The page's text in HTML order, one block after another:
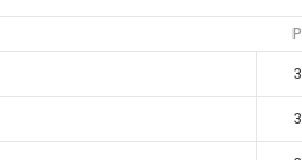
P
3
3